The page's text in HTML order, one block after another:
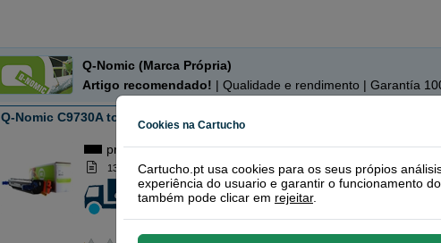
Q-Nomic (Marca Própria)
Artigo recomendado! | Qualidade e rendimento | Garantía
Q-Nomic C9730A toner preto
preto
13 000 páginas
Cookies na Cartucho
Cartucho.pt usa cookies para os seus própios
experiência do usuario e garantir o funcionamento
também pode clicar em rejeitar.